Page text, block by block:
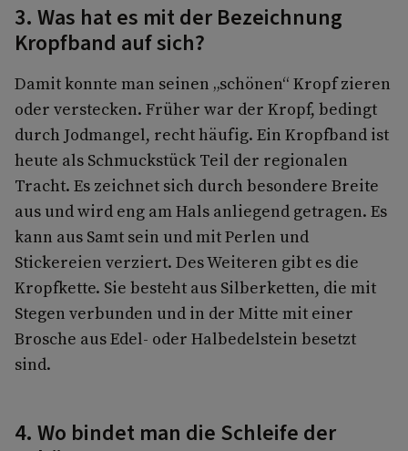
3. Was hat es mit der Bezeichnung
Kropfband auf sich?
Damit konnte man seinen „schönen“ Kropf zieren
oder verstecken. Früher war der Kropf, bedingt
durch Jodmangel, recht häufig. Ein Kropfband ist
heute als Schmuckstück Teil der regionalen
Tracht. Es zeichnet sich durch besondere Breite
aus und wird eng am Hals anliegend getragen. Es
kann aus Samt sein und mit Perlen und
Stickereien verziert. Des Weiteren gibt es die
Kropfkette. Sie besteht aus Silberketten, die mit
Stegen verbunden und in der Mitte mit einer
Brosche aus Edel- oder Halbedelstein besetzt
sind.
4. Wo bindet man die Schleife der